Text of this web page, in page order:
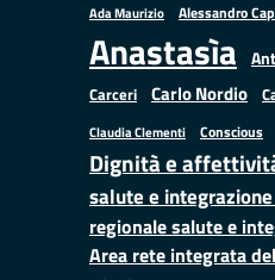
Ada Maurizio Alessandro
Anastasìa
Carceri Carlo Nordio
Claudia Clementi Conscious
Dignità e
salute e
regionale salute e
Area rete integrata